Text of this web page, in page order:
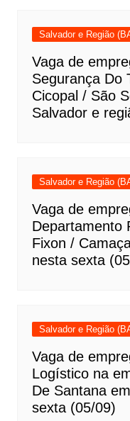
Salvador e Região
Vaga de
Segurança Do
Cicopal / São
Salvador e
Salvador e Região
Vaga de
Departamento
Fixon /
nesta sexta
Salvador e Região
Vaga de
Logístico na
De Santana
sexta (05/09)